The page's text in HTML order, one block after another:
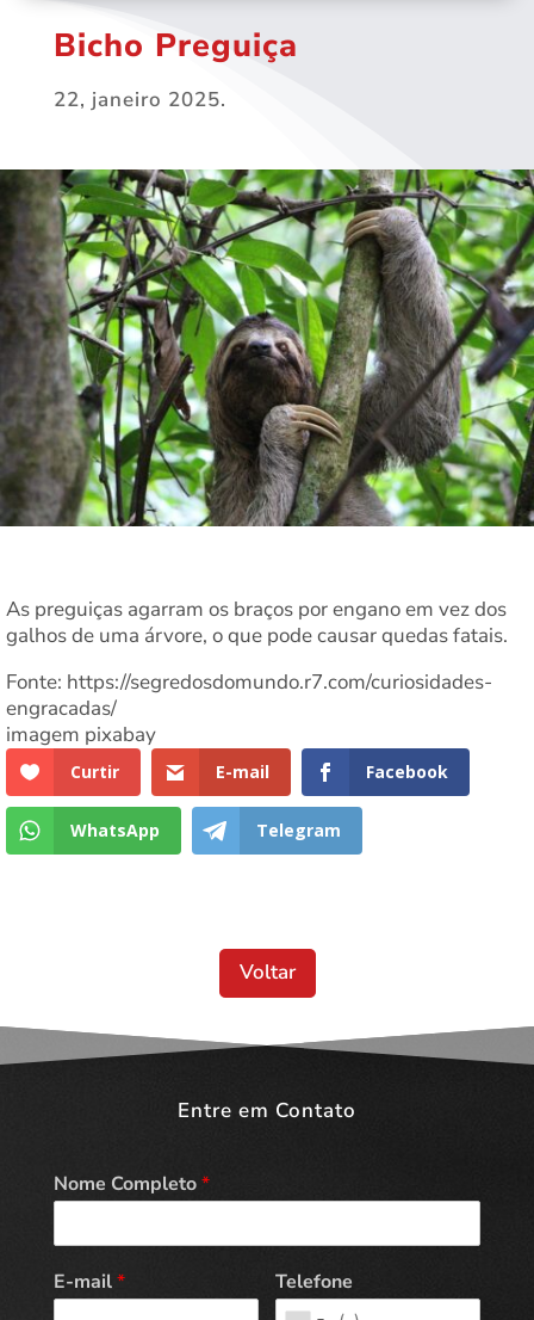
Bicho Preguiça
22, janeiro 2025.
As preguiças agarram os braços por engano em vez dos
galhos de uma árvore, o que pode causar quedas fatais.
Fonte: https://segredosdomundo.r7.com/curiosidades-
engracadas/
imagem pixabay
Curtir E-mail Facebook
WhatsApp Telegram
Voltar
Entre em Contato
Nome Completo*
E-mail* Telefone